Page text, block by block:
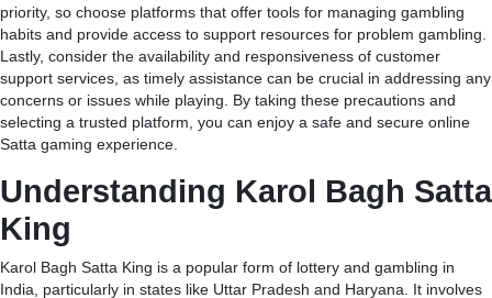
priority, so choose platforms that offer tools for managing gambling
habits and provide access to support resources for problem gambling.
Lastly, consider the availability and responsiveness of customer
support services, as timely assistance can be crucial in addressing any
concerns or issues while playing. By taking these precautions and
selecting a trusted platform, you can enjoy a safe and secure online
Satta gaming experience.
Understanding Karol Bagh Satta
King
Karol Bagh Satta King is a popular form of lottery and gambling in
India, particularly in states like Uttar Pradesh and Haryana. It involves